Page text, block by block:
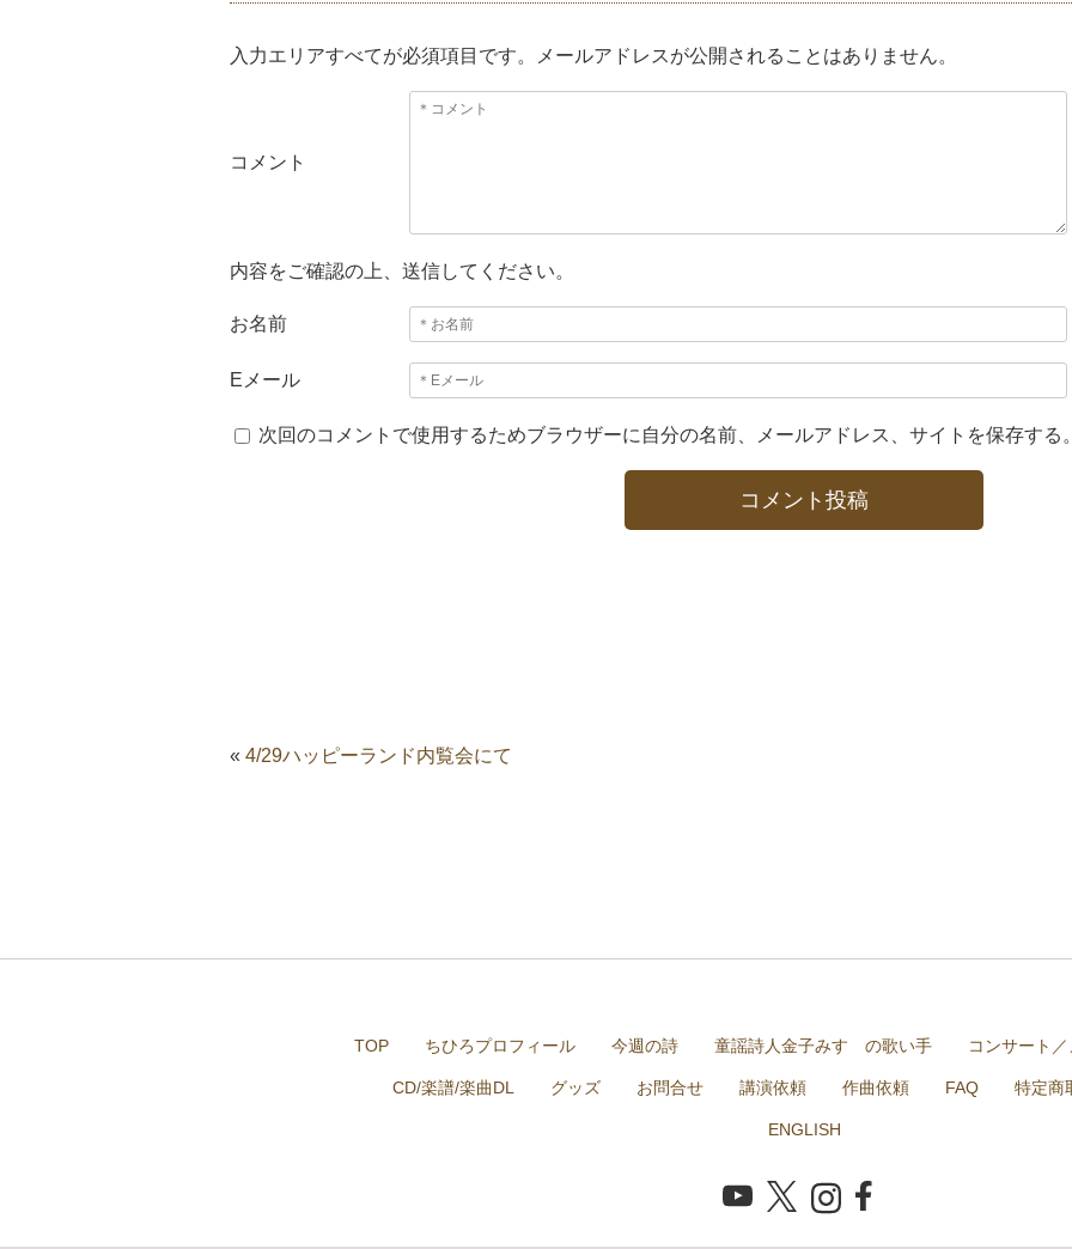
入力エリアすべてが必須項目です。メールアドレスが公開されることはありません。
コメント
内容をご確認の上、送信してください。
お名前
Eメール
次回のコメントで使用するためブラウザーに自分の名前、メールアドレス、サイトを保存する
« 4/29ハッピーランド内覧会にて
TOP ちひろプロフィール 今週の詩 童謡詩人金子みすゞの歌い手 コンサート
CD/楽譜/楽曲DL グッズ お問合せ 講演依頼 作曲依頼 FAQ 特定商
ENGLISH